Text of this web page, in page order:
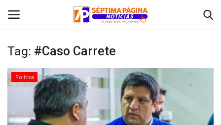
Inicio
Crónica
Policial
Tag: #Caso Carrete
Política